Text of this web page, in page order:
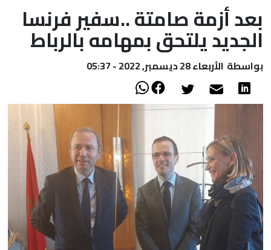
أعمدة
الصحراء
بعد أزمة صامتة ..سفير فرنسا
الجديد يلتحق بمهامه بالرباط
بواسطة الأربعاء 28 ديسمبر, 2022 - 05:37